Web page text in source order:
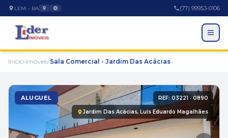
LEM – BA (77) 99953-0106
Início›Imóveis›Sala Comercial - Jardim Das Acácias
ALUGUEL REF: 03221 · 0890
Jardim Das Acácias, Luís Eduardo Magalhães